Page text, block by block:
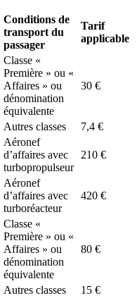
Conditions de
transport du
passager
Tarif
applicable
Classe «
Première » ou «
Affaires » ou
dénomination
équivalente
30 €
Autres classes
7,4 €
Aéronef
d’affaires avec
turbopropulseur
210 €
Aéronef
d’affaires avec
turboréacteur
420 €
Classe «
Première » ou «
Affaires » ou
dénomination
équivalente
80 €
Autres classes
15 €